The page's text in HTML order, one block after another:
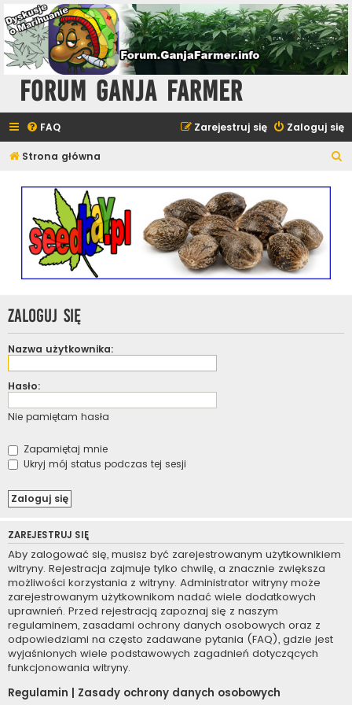
Forum Ganja Farmer
FAQ Zaloguj się
Zarejestruj się
Strona główna
Zaloguj się
Nazwa użytkownika:
Hasło:
Nie pamiętam hasła
Zapamiętaj mnie
Ukryj mój status podczas tej sesji
ZAREJESTRUJ SIĘ
Aby zalogować się, musisz być zarejestrowanym użytkownikiem
witryny. Rejestracja zajmuje tylko chwilę, a znacznie zwiększa
możliwości korzystania z witryny. Administrator witryny może
zarejestrowanym użytkownikom nadać wiele dodatkowych
uprawnień. Przed rejestracją zapoznaj się z naszym
regulaminem, zasadami ochrony danych osobowych oraz z
odpowiedziami na często zadawane pytania (FAQ), gdzie jest
wyjaśnionych wiele podstawowych zagadnień dotyczących
funkcjonowania witryny.
Regulamin | Zasady ochrony danych osobowych